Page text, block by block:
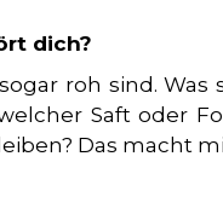
dich?
roh sind. Was
Saft oder
Das macht